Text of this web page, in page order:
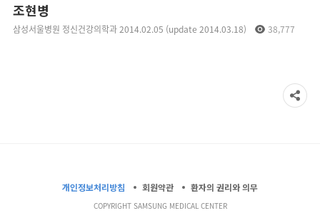
조현병
삼성서울병원 정신건강의학과 2014.02.05 (update 2014.03.18) 38,777
개인정보처리방침 회원약관 환자의 권리와 의무
COPYRIGHT SAMSUNG MEDICAL CENTER